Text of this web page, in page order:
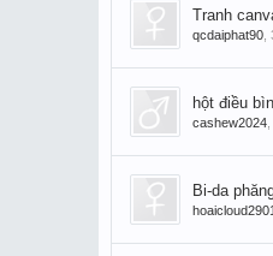
Tranh
qcdaiphat90
hột điều
cashew2024
Bi-da
hoaicloud2901